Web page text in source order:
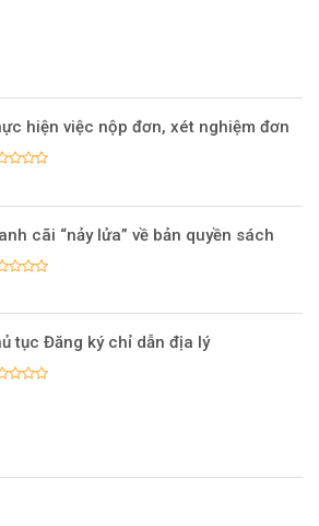
hiện việc nộp đơn, xét nghiệm đơn
cãi “nảy lửa” về bản quyền sách
tục Đăng ký chỉ dẫn địa lý